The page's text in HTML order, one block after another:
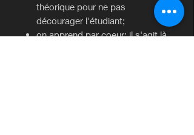
théorique pour ne pas
décourager l'étudiant;
on apprend par coeur: il s'agit là